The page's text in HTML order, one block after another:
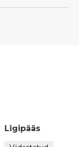
Ligipääs